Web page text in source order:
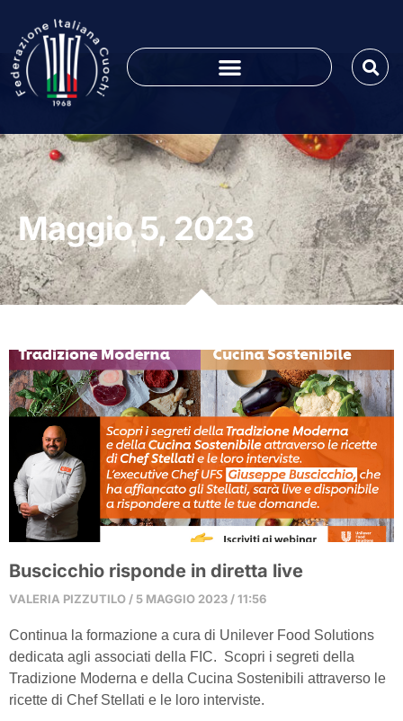
Maggio 5, 2023
Buscicchio risponde in diretta live
VALERIA PIZZUTILO 5 MAGGIO 2023 11:56
Continua la formazione a cura di Unilever Food Solutions
dedicata agli associati della FIC. Scopri i segreti della
Tradizione Moderna e della Cucina Sostenibili attraverso le
ricette di Chef Stellati e le loro interviste.